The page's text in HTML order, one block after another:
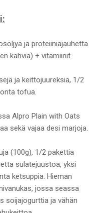
ja proteiiniajauhetta
kahvia) + vitamiinit.
ja keittojuureksia, 1/2
tofua.
Alpro Plain with Oats
sekä vajaa desi marjoja.
(100g), 1/2 pakettia
sulatejuustoa, yksi
ketsuppia. Hieman
jossa seassa
soijajogurttia ja vähän